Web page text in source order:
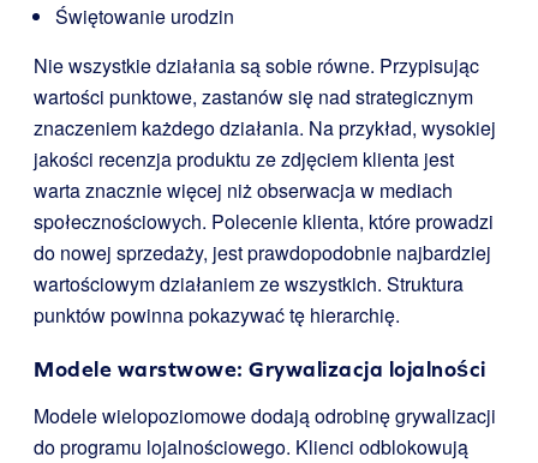
Świętowanie urodzin
Nie wszystkie działania są sobie równe. Przypisując
wartości punktowe, zastanów się nad strategicznym
znaczeniem każdego działania. Na przykład, wysokiej
jakości recenzja produktu ze zdjęciem klienta jest
warta znacznie więcej niż obserwacja w mediach
społecznościowych. Polecenie klienta, które prowadzi
do nowej sprzedaży, jest prawdopodobnie najbardziej
wartościowym działaniem ze wszystkich. Struktura
punktów powinna pokazywać tę hierarchię.
Modele warstwowe: Grywalizacja lojalności
Modele wielopoziomowe dodają odrobinę grywalizacji
do programu lojalnościowego. Klienci odblokowują